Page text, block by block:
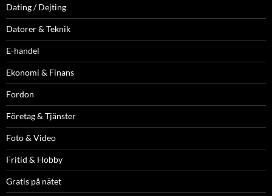
Dating / Dejting
Datorer & Teknik
E-handel
Ekonomi & Finans
Fordon
Företag & Tjänster
Foto & Video
Fritid & Hobby
Gratis på nätet